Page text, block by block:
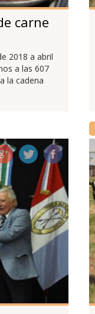
carne
2018 a abril
a las 607
la cadena